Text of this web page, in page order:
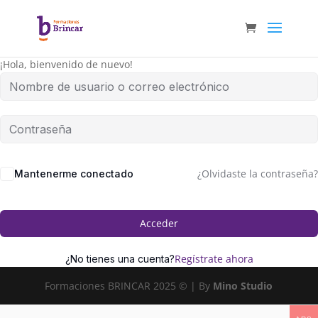
¡Hola, bienvenido de nuevo!
Mantenerme conectado ¿Olvidaste la contraseña?
Acceder
¿No tienes una cuenta?Regístrate ahora
Formaciones BRINCAR 2025 © | By Mino Studio